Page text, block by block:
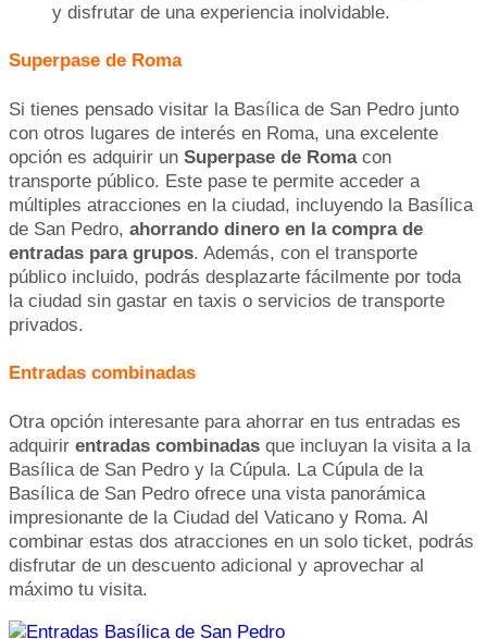
y disfrutar de una experiencia inolvidable.
Superpase de Roma
Si tienes pensado visitar la Basílica de San Pedro junto
con otros lugares de interés en Roma, una excelente
opción es adquirir un Superpase de Romacon
transporte público. Este pase te permite acceder a
múltiples atracciones en la ciudad, incluyendo la Basílica
de San Pedro, ahorrando dinero en la compra de
entradas para grupos. Además, con el transporte
público incluido, podrás desplazarte fácilmente por toda
la ciudad sin gastar en taxis o servicios de transporte
privados.
Entradas combinadas
Otra opción interesante para ahorrar en tus entradas es
adquirir entradas combinadas que incluyan la visita a la
Basílica de San Pedro y la Cúpula. La Cúpula de la
Basílica de San Pedro ofrece una vista panorámica
impresionante de la Ciudad del Vaticano y Roma. Al
combinar estas dos atracciones en un solo ticket, podrás
disfrutar de un descuento adicional y aprovechar al
máximo tu visita.